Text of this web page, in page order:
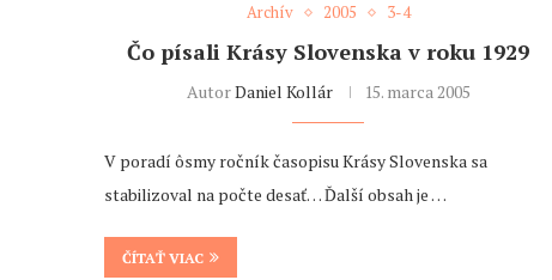
Archív 2005 3-4
Čo písali Krásy Slovenska v roku 1929
AutorDaniel Kollár 15. marca 2005
V poradí ôsmy ročník časopisu Krásy Slovenska sa
stabilizoval na počte desať… Ďalší obsah je …
ČÍTAŤ VIAC